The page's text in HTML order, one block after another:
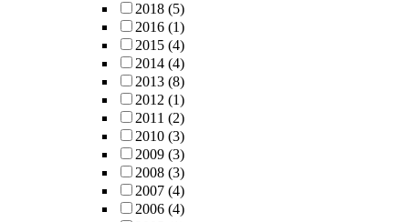
2018 (5)
2016 (1)
2015 (4)
2014 (4)
2013 (8)
2012 (1)
2011 (2)
2010 (3)
2009 (3)
2008 (3)
2007 (4)
2006 (4)